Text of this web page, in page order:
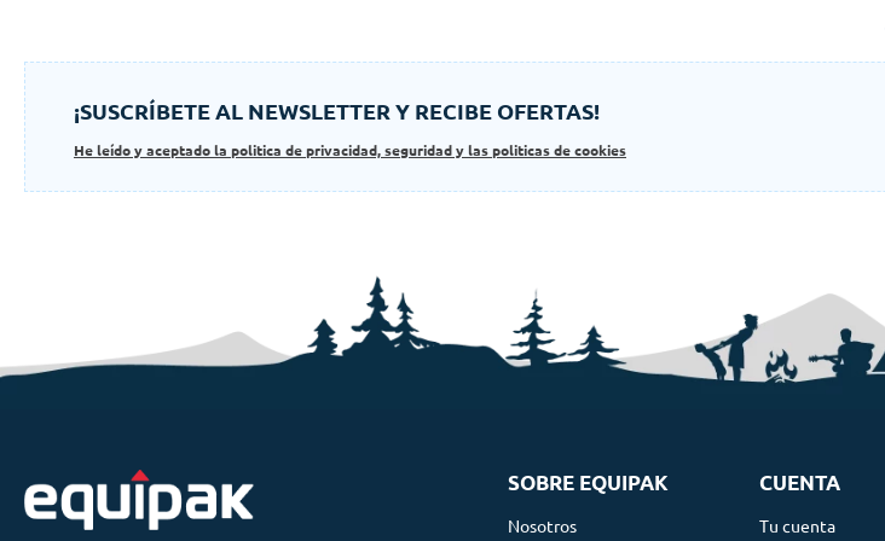
¡SUSCRÍBETE AL NEWSLETTER Y RECIBE OFERTAS!
He leído y aceptado la politica de privacidad, seguridad y las politicas de cookies
SOBRE EQUIPAK
Nosotros
CUENTA
Tu cuenta